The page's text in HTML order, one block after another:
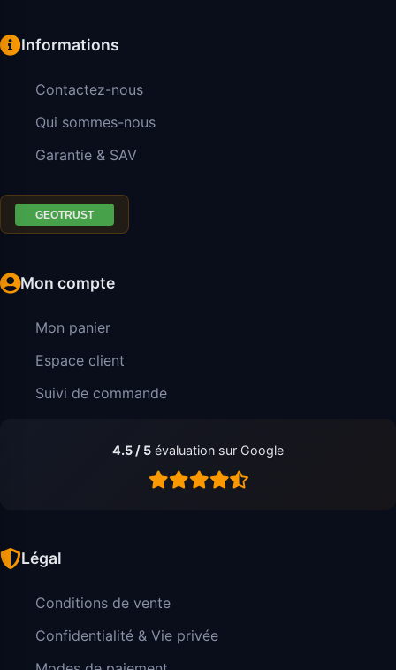
Informations
Contactez-nous
Qui sommes-nous
Garantie & SAV
Mon compte
Mon panier
Espace client
Suivi de commande
4.5 / 5 évaluation sur Google
Légal
Conditions de vente
Confidentialité & Vie privée